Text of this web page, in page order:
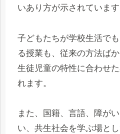
いあり方が示されています
子どもたちが学校生活で
る授業も、従来の方法ば
生徒児童の特性に合わせ
れます。
また、国籍、言語、障が
い、共生社会を学ぶ場と